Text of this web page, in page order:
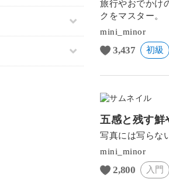
旅行やおでかけ
クをマスター。
mini_minor
3,437 初級
五感と残す鮮
写真には写らな
mini_minor
2,800 入門